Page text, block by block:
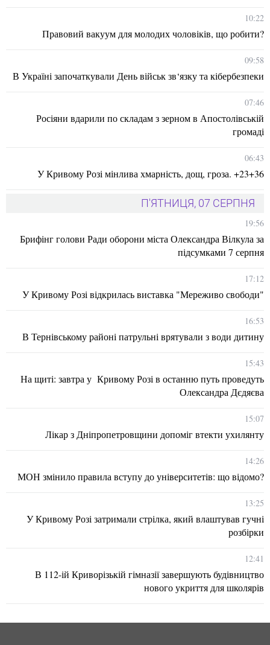
10:22
Правовий вакуум для молодих чоловіків, що робити?
09:58
В Україні започаткували День військ зв‘язку та кібербезпеки
07:46
Росіяни вдарили по складам з зерном в Апостолівській
громаді
06:43
У Кривому Розі мінлива хмарність, дощ, гроза. +23+36
П'ЯТНИЦЯ, 07 СЕРПНЯ
19:56
Брифінг голови Ради оборони міста Олександра Вілкула за
підсумками 7 серпня
17:12
У Кривому Розі відкрилась виставка "Мереживо свободи"
16:53
В Тернівському районі патрульні врятували з води дитину
15:43
На щиті: завтра у Кривому Розі в останню путь проведуть
Олександра Дєдяєва
15:07
Лікар з Дніпропетровщини допоміг втекти ухилянту
14:26
МОН змінило правила вступу до університетів: що відомо?
13:25
У Кривому Розі затримали стрілка, який влаштував гучні
розбірки
12:41
В 112-ій Криворізькій гімназії завершують будівництво
нового укриття для школярів